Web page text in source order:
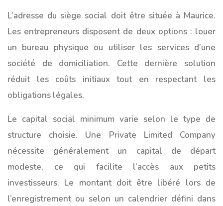
L’adresse du siège social doit être située à Maurice.
Les entrepreneurs disposent de deux options : louer
un bureau physique ou utiliser les services d’une
société de domiciliation. Cette dernière solution
réduit les coûts initiaux tout en respectant les
obligations légales.
Le capital social minimum varie selon le type de
structure choisie. Une Private Limited Company
nécessite généralement un capital de départ
modeste, ce qui facilite l’accès aux petits
investisseurs. Le montant doit être libéré lors de
l’enregistrement ou selon un calendrier défini dans